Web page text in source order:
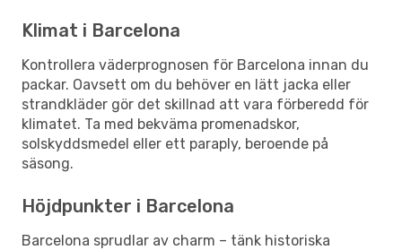
Klimat i Barcelona
Kontrollera väderprognosen för Barcelona innan du
packar. Oavsett om du behöver en lätt jacka eller
strandkläder gör det skillnad att vara förberedd för
klimatet. Ta med bekväma promenadskor,
solskyddsmedel eller ett paraply, beroende på
säsong.
Höjdpunkter i Barcelona
Barcelona sprudlar av charm – tänk historiska